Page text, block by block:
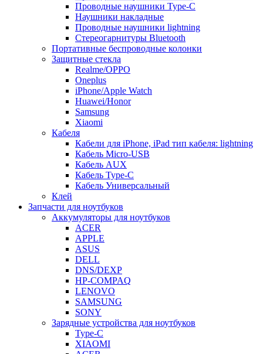
Проводные наушники Type-C
Наушники накладные
Проводные наушники lightning
Стереогарнитуры Bluetooth
Портативные беспроводные колонки
Защитные стекла
Realme/OPPO
Oneplus
iPhone/Apple Watch
Huawei/Honor
Samsung
Xiaomi
Кабеля
Кабели для iPhone, iPad тип кабеля: lightning
Кабель Micro-USB
Кабель AUX
Кабель Type-C
Кабель Универсальный
Клей
Запчасти для ноутбуков
Аккумуляторы для ноутбуков
ACER
APPLE
ASUS
DELL
DNS/DEXP
HP-COMPAQ
LENOVO
SAMSUNG
SONY
Зарядные устройства для ноутбуков
Type-C
XIAOMI